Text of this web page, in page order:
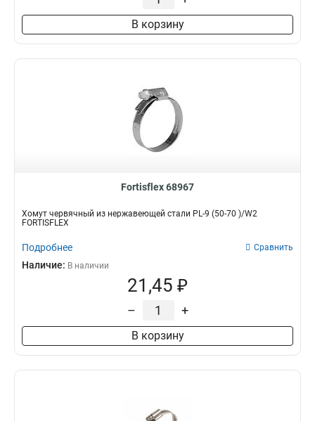
В корзину
Fortisflex 68967
Хомут червячный из нержавеющей стали PL-9 (50-70 )/W2
FORTISFLEX
Подробнее Сравнить
Наличие: В наличии
21,45 ₽
– +
В корзину